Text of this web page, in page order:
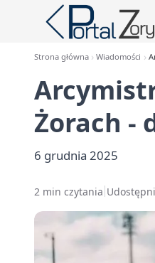
Strona główna Wiadomości
Żorach -
6 grudnia 2025
2 min czytania